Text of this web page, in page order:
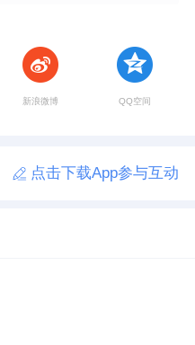
新浪微博 QQ空间
点击下载App参与互动